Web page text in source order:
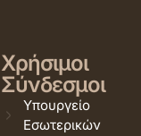
Χρήσιμοι
Σύνδεσμοι
Υπουργείο
Εσωτερικών